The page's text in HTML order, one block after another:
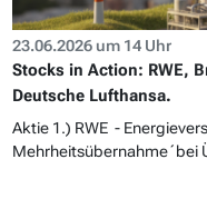
23.06.2026 um 14 Uhr
Stocks in Action: RWE,
Deutsche Lufthansa.
Aktie 1.) RWE -
Mehrheitsübernahme´bei